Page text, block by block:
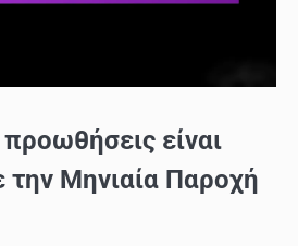
προωθήσεις είναι
την Μηνιαία Παροχή